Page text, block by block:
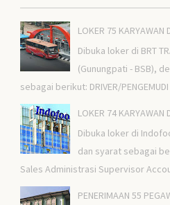
LOKER 75 KARYAWAN
Dibuka loker di BRT
(Gunungpati - BSB),
sebagai berikut: DRIVER/
LOKER 74 KARYAWAN
Dibuka loker di
dan syarat sebagai
Sales Administrasi Supervisor
PENERIMAAN 55